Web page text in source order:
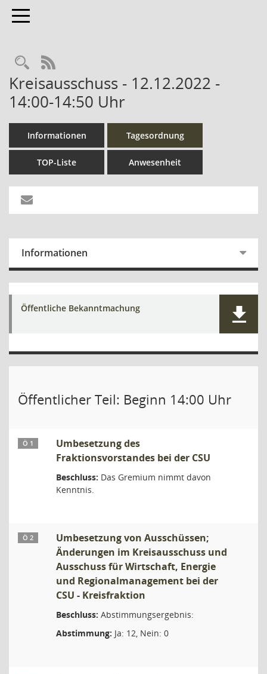
Toggle navigation
Rechercheauswahl
RSS-Feed
Kreisausschuss - 12.12.2022 -
14:00-14:50 Uhr
Informationen Tagesordnung
TOP-Liste Anwesenheit
Informationen
Öffentliche Bekanntmachung
Öffentlicher Teil: Beginn 14:00 Uhr
Ö 1
Umbesetzung des
Fraktionsvorstandes bei der CSU
Beschluss: Das Gremium nimmt davon
Kenntnis.
Ö 2
Umbesetzung von Ausschüssen;
Änderungen im Kreisausschuss und
Ausschuss für Wirtschaft, Energie
und Regionalmanagement bei der
CSU - Kreisfraktion
Beschluss: Abstimmungsergebnis:
Abstimmung: Ja: 12, Nein: 0